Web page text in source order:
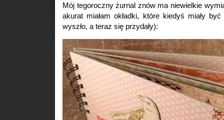
Mój tegoroczny żurnal znów ma niewielkie
akurat miałam okładki, które kiedyś miały
wyszło, a teraz się przydały):